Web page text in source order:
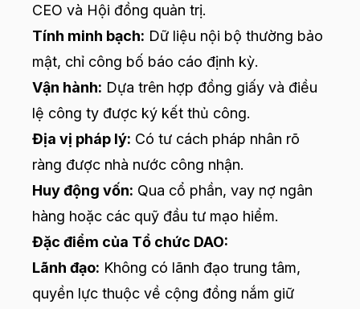
CEO và Hội đồng quản trị.
Tính minh bạch: Dữ liệu nội bộ thường bảo
mật, chỉ công bố báo cáo định kỳ.
Vận hành: Dựa trên hợp đồng giấy và điều
lệ công ty được ký kết thủ công.
Địa vị pháp lý: Có tư cách pháp nhân rõ
ràng được nhà nước công nhận.
Huy động vốn: Qua cổ phần, vay nợ ngân
hàng hoặc các quỹ đầu tư mạo hiểm.
Đặc điểm của Tổ chức DAO:
Lãnh đạo: Không có lãnh đạo trung tâm,
quyền lực thuộc về cộng đồng nắm giữ